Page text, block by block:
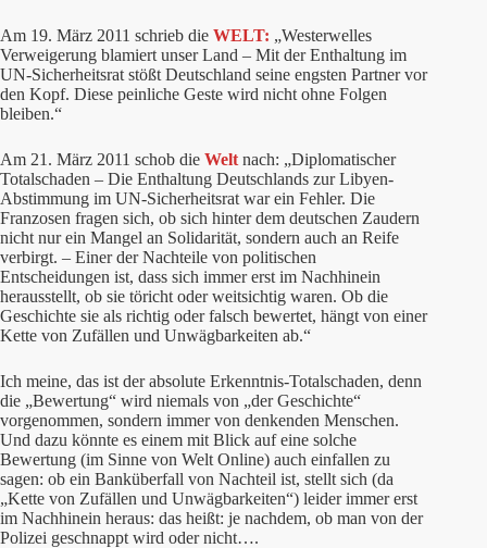
Am 19. März 2011 schrieb die WELT: „Westerwelles
Verweigerung blamiert unser Land – Mit der Enthaltung im
UN-Sicherheitsrat stößt Deutschland seine engsten Partner vor
den Kopf. Diese peinliche Geste wird nicht ohne Folgen
bleiben.“
Am 21. März 2011 schob die Welt nach: „Diplomatischer
Totalschaden – Die Enthaltung Deutschlands zur Libyen-
Abstimmung im UN-Sicherheitsrat war ein Fehler. Die
Franzosen fragen sich, ob sich hinter dem deutschen Zaudern
nicht nur ein Mangel an Solidarität, sondern auch an Reife
verbirgt. – Einer der Nachteile von politischen
Entscheidungen ist, dass sich immer erst im Nachhinein
herausstellt, ob sie töricht oder weitsichtig waren. Ob die
Geschichte sie als richtig oder falsch bewertet, hängt von einer
Kette von Zufällen und Unwägbarkeiten ab.“
Ich meine, das ist der absolute Erkenntnis-Totalschaden, denn
die „Bewertung“ wird niemals von „der Geschichte“
vorgenommen, sondern immer von denkenden Menschen.
Und dazu könnte es einem mit Blick auf eine solche
Bewertung (im Sinne von Welt Online) auch einfallen zu
sagen: ob ein Banküberfall von Nachteil ist, stellt sich (da
„Kette von Zufällen und Unwägbarkeiten“) leider immer erst
im Nachhinein heraus: das heißt: je nachdem, ob man von der
Polizei geschnappt wird oder nicht….